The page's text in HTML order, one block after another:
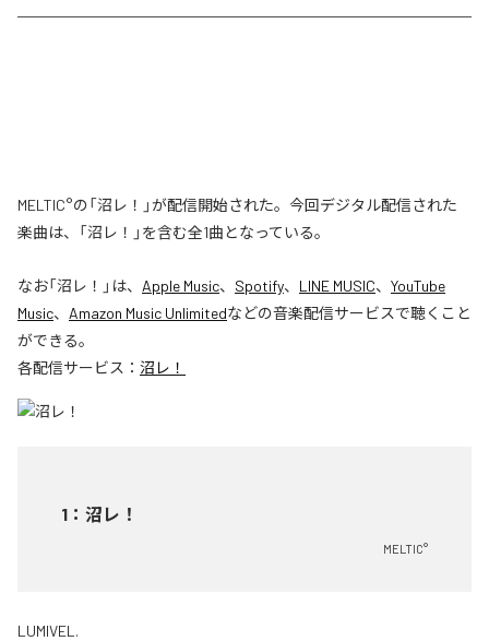
MELTIC°の「沼レ！」が配信開始された。今回デジタル配信された
楽曲は、「沼レ！」を含む全1曲となっている。
なお「沼レ！ 」は、 Apple Music、 Spotify、 LINE MUSIC、 YouTube
Music、 Amazon Music Unlimitedなどの音楽配信サービスで聴くこと
ができる。
各配信サービス： 沼レ！
1 ： 沼レ！
MELTIC°
LUMIVEL.